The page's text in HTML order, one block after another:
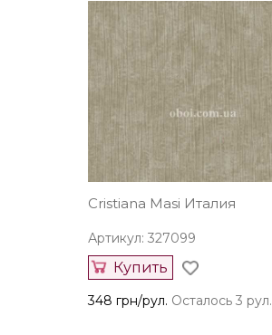
Cristiana Masi Италия
Артикул: 327099
Купить
348 грн/рул. Осталось 3 рул.